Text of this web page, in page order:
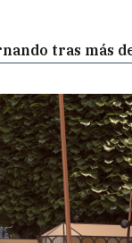
tras más